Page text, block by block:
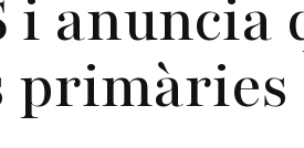
anuncia
primàries